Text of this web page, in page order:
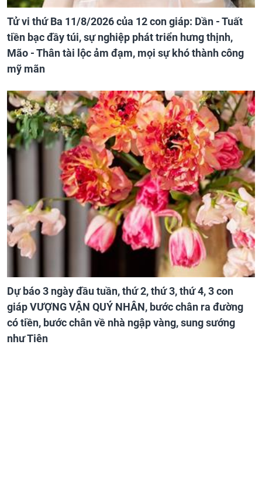
Tử vi thứ Ba 11/8/2026 của 12 con giáp: Dần - Tuất
tiền bạc đầy túi, sự nghiệp phát triển hưng thịnh,
Mão - Thân tài lộc ảm đạm, mọi sự khó thành công
mỹ mãn
Dự báo 3 ngày đầu tuần, thứ 2, thứ 3, thứ 4, 3 con
giáp VƯỢNG VẬN QUÝ NHÂN, bước chân ra đường
có tiền, bước chân về nhà ngập vàng, sung sướng
như Tiên